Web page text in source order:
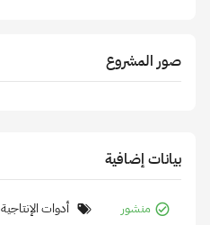
صور المشروع
بيانات إضافية
منشور
أدوات الإنتاجية